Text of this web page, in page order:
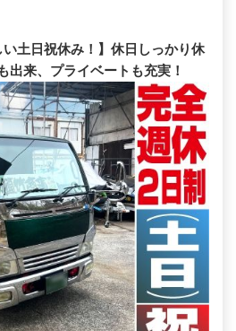
い土日祝休み！】休日しっかり休
出来、プライベートも充実！